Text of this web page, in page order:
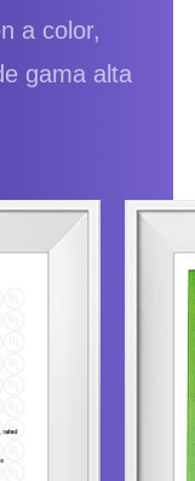
a color,
gama alta